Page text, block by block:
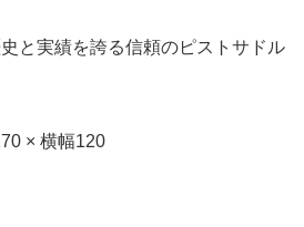
と実績を誇る信頼のピストサドル
× 横幅120